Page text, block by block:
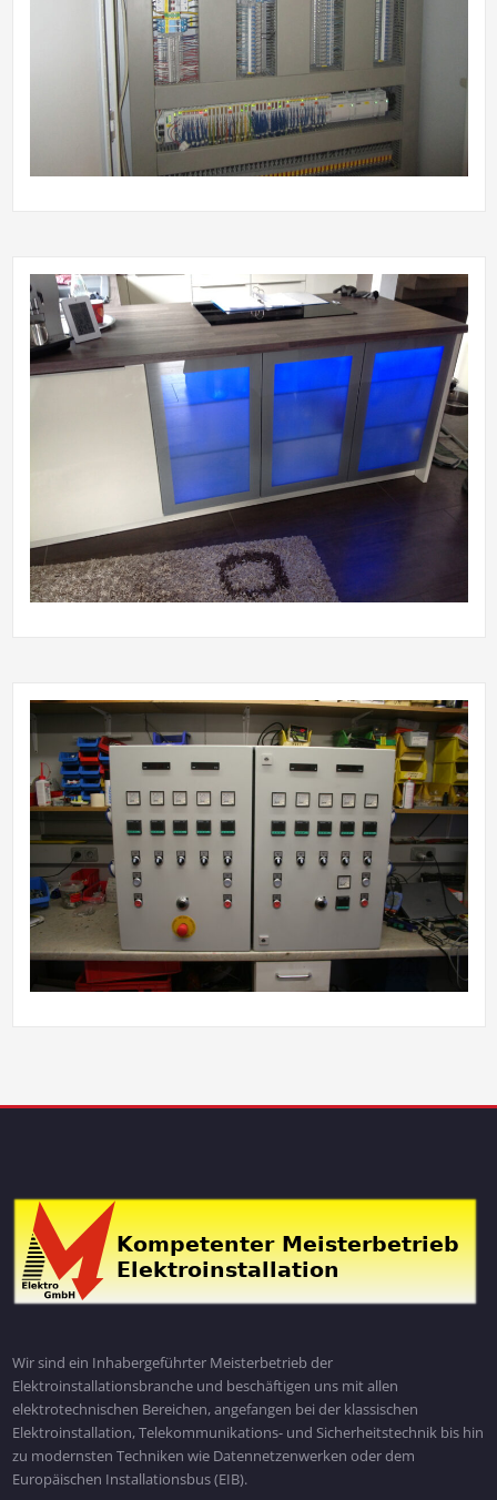
Wir sind ein Inhabergeführter Meisterbetrieb der
Elektroinstallationsbranche und beschäftigen uns mit allen
elektrotechnischen Bereichen, angefangen bei der klassischen
Elektroinstallation, Telekommunikations- und Sicherheitstechnik bis hin
zu modernsten Techniken wie Datennetzenwerken oder dem
Europäischen Installationsbus (EIB).